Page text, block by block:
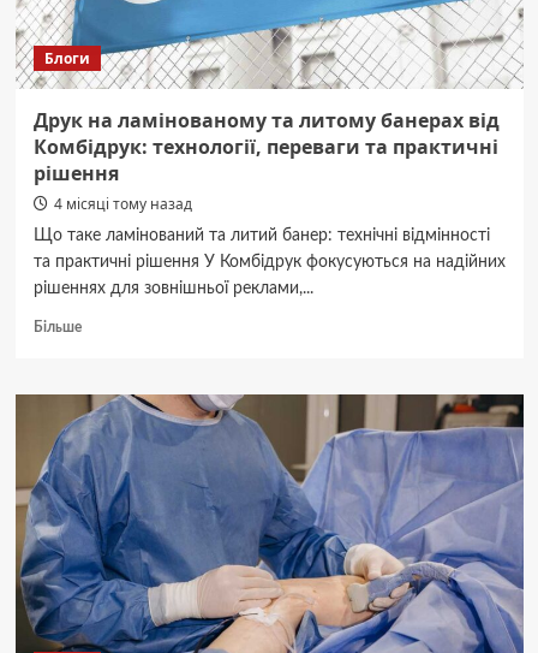
kadrovik.ua
Блоги
Друк на ламінованому та литому банерах від
Комбідрук: технології, переваги та практичні
рішення
4 місяці тому назад
Що таке ламінований та литий банер: технічні відмінності
та практичні рішення У Комбідрук фокусуються на надійних
рішеннях для зовнішньої реклами,...
БільшеДокладніше
на
ламінованому
та
литому
банерах
від
Комбідрук:
технології,
переваги
та
практичні
рішення